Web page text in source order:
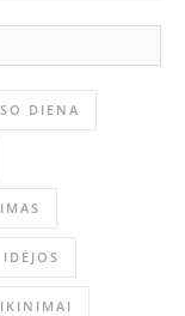
DIENA
IDĖJOS